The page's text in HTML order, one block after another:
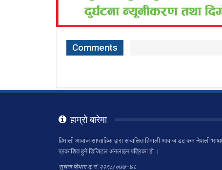
Comments
हाम्रो बारेमा
हिमाली आवाज साप्ताहिक द्वारा संचालित हिमाली आवाज डट कम नेपाली
प्रकाशित हुने डिजिटल अनलाइन पत्रिका हो ।
सूचना विभाग द.नं.:२२९८/०७७–७८